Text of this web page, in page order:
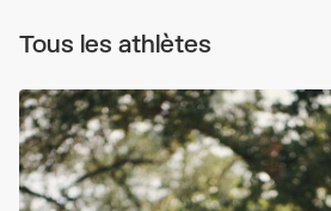
Tous les athlètes